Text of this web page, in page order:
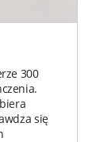
300
się